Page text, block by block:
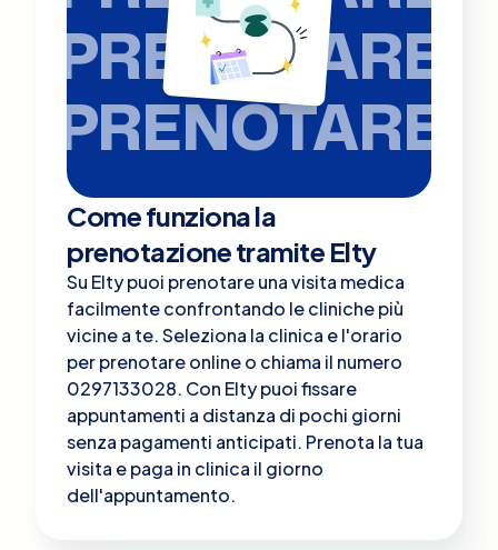
PRENOTARE
PRENOTARE
Come funziona la
prenotazione tramite Elty
Su Elty puoi prenotare una visita medica
facilmente confrontando le cliniche più
vicine a te. Seleziona la clinica e l'orario
per prenotare online o chiama il numero
0297133028. Con Elty puoi fissare
appuntamenti a distanza di pochi giorni
senza pagamenti anticipati. Prenota la tua
visita e paga in clinica il giorno
dell'appuntamento.